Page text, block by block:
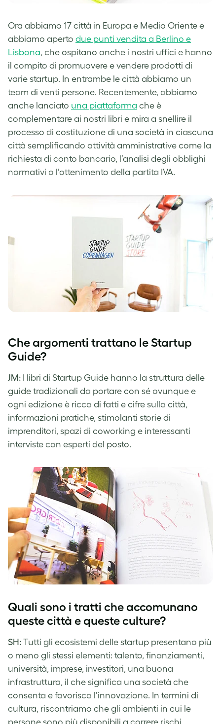
Ora abbiamo 17 città in Europa e Medio Oriente e
abbiamo aperto due punti vendita a Berlino e
Lisbona, che ospitano anche i nostri uffici e hanno
il compito di promuovere e vendere prodotti di
varie startup. In entrambe le città abbiamo un
team di venti persone. Recentemente, abbiamo
anche lanciato una piattaforma che è
complementare ai nostri libri e mira a snellire il
processo di costituzione di una società in ciascuna
città semplificando attività amministrative come la
richiesta di conto bancario, l’analisi degli obblighi
normativi o l’ottenimento della partita IVA.
Che argomenti trattano le Startup
Guide?
JM: I libri di Startup Guide hanno la struttura delle
guide tradizionali da portare con sé ovunque e
ogni edizione è ricca di fatti e cifre sulla città,
informazioni pratiche, stimolanti storie di
imprenditori, spazi di coworking e interessanti
interviste con esperti del posto.
Quali sono i tratti che accomunano
queste città e queste culture?
SH: Tutti gli ecosistemi delle startup presentano più
o meno gli stessi elementi: talento, finanziamenti,
università, imprese, investitori, una buona
infrastruttura, il che significa una società che
consenta e favorisca l’innovazione. In termini di
cultura, riscontriamo che gli ambienti in cui le
persone sono più disponibili a correre rischi